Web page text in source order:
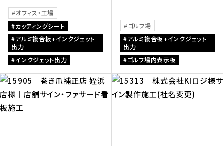
オフィス・工場
カッティングシート
アルミ複合板+インクジェット
出力
インクジェット出力
ゴルフ場
アルミ複合板+インクジェット
出力
ゴルフ場内表示板